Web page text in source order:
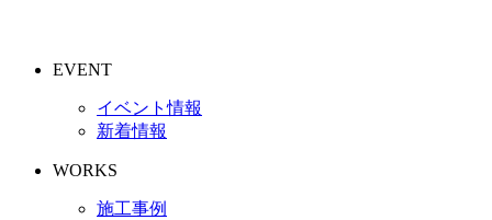
EVENT
イベント情報
新着情報
WORKS
施工事例